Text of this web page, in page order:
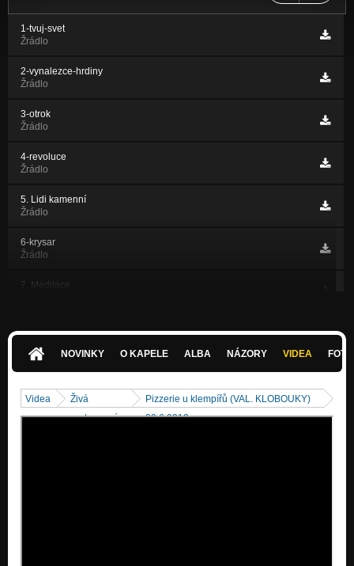
1-tvuj-svet
Žrádlo
2-vynalezce-hrdiny
Žrádlo
3-otrok
Žrádlo
4-revoluce
Žrádlo
5. Lidi kamenní
Žrádlo
6-krysar
Žrádlo
7. Meditace
9. Ebu
10. Proměna
NOVINKY O KAPELE ALBA NÁZORY VIDEA
Videa
Živá
vystoupení
Pizzerie u klempířů (VAL. KLOBOUKY)
29.6.2013